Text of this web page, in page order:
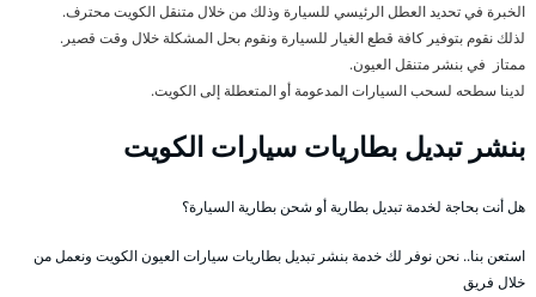
الخبرة في تحديد العطل الرئيسي للسيارة وذلك من خلال متنقل الكويت محترف.
لذلك نقوم بتوفير كافة قطع الغيار للسيارة ونقوم بحل المشكلة خلال وقت قصير.
ممتاز في بنشر متنقل العيون.
لدينا سطحه لسحب السيارات المدعومة أو المتعطلة إلى الكويت.
بنشر تبديل بطاريات سيارات الكويت
هل أنت بحاجة لخدمة تبديل بطارية أو شحن بطارية السيارة؟
استعن بنا.. نحن نوفر لك خدمة بنشر تبديل بطاريات سيارات العيون الكويت ونعمل من
خلال فريق